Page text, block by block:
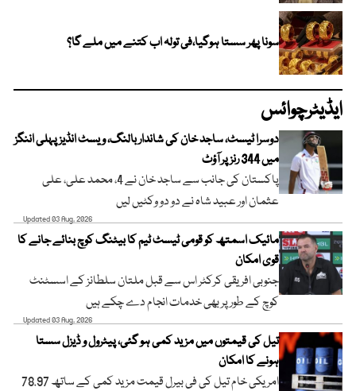
سونا پھر سستا ہوگیا،فی تولہ اب کتنے میں ملے گا؟
ایڈیٹرچوائس
دوسرا ٹیسٹ، ساجد خان کی شاندار بالنگ، ویسٹ انڈیز پہلی اننگز
میں 344 رنز پر آؤٹ
پاکستان کی جانب سے ساجد خان نے 4، محمد علی، علی
عثمان اور عبید شاہ نے دو دو وکٹیں لیں
Updated 03 Aug, 2026
مائیک اسمتھ کو قومی ٹیسٹ ٹیم کا بیٹنگ کوچ بنائے جانے کا
قوی امکان
جنوبی افریقی کرکٹر اس سے قبل ملتان سلطانز کے اسسٹنٹ
کوچ کے طور پر بھی خدمات انجام دے چکے ہیں
Updated 03 Aug, 2026
تیل کی قیمتوں میں مزید کمی ہو گئی، پیٹرول و ڈیزل سستا
ہونے کا امکان
امریکی خام تیل کی فی بیرل قیمت مزید کمی کے ساتھ 78.97